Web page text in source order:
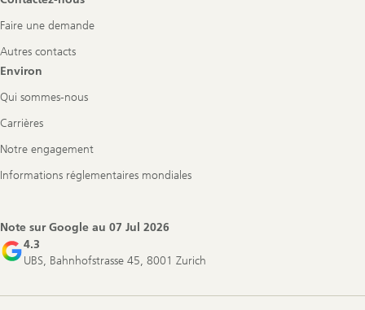
Faire une demande
Autres contacts
Environ
Qui sommes-nous
Carrières
Notre engagement
Informations réglementaires mondiales
Note sur Google au 07 Jul 2026
4.3
UBS, Bahnhofstrasse 45, 8001 Zurich